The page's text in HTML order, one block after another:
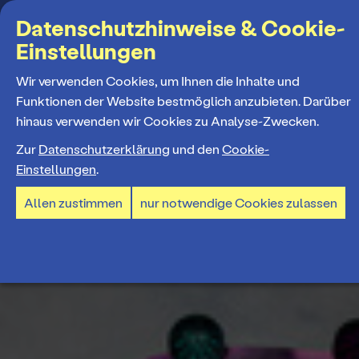
Suchbegriff
MENÜ
Programm
Spielplan
Spielzeiteröffnung
Tickets und Abos
Ticketpreise & Saalplan
Mitmachen
Datenschutzhinweise & Cookie-
Einstellungen
Wir verwenden Cookies, um Ihnen die Inhalte und
Funktionen der Website bestmöglich anzubieten. Darüber
hinaus verwenden wir Cookies zu Analyse-Zwecken.
Zur Datenschutzerklärung und den Cookie-
Einstellungen.
Allen zustimmen nur notwendige Cookies zulassen